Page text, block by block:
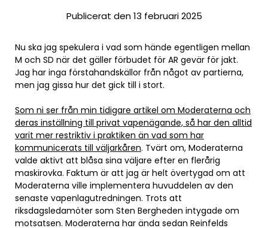
Publicerat den 13 februari 2025
Nu ska jag spekulera i vad som hände egentligen mellan
M och SD när det gäller förbudet för AR gevär för jakt.
Jag har inga förstahandskällor från något av partierna,
men jag gissa hur det gick till i stort.
Som ni ser från min tidigare artikel om Moderaterna och
deras inställning till privat vapenägande, så har den alltid
varit mer restriktiv i praktiken än vad som har
kommunicerats till väljarkåren. Tvärt om, Moderaterna
valde aktivt att blåsa sina väljare efter en flerårig
maskirovka. Faktum är att jag är helt övertygad om att
Moderaterna ville implementera huvuddelen av den
senaste vapenlagutredningen. Trots att
riksdagsledamöter som Sten Bergheden intygade om
motsatsen. Moderaterna har ända sedan Reinfelds